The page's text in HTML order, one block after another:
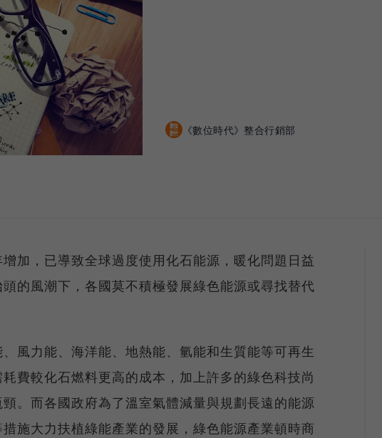
《數位時代》整合行銷部
加，已導致全球過度使用化石能源，暖化問題日益
的風潮下，各國莫不積極發展綠色能源或尋找替代
風力能、海洋能、地熱能、氫能和生質能等可再生
費較化石燃料更高的成本，加上許多的綠色科技尚
。而各國政府為了溫室氣體減量與規劃長遠的能源
施大力扶植綠能產業的發展，綠色能源產業頓時商